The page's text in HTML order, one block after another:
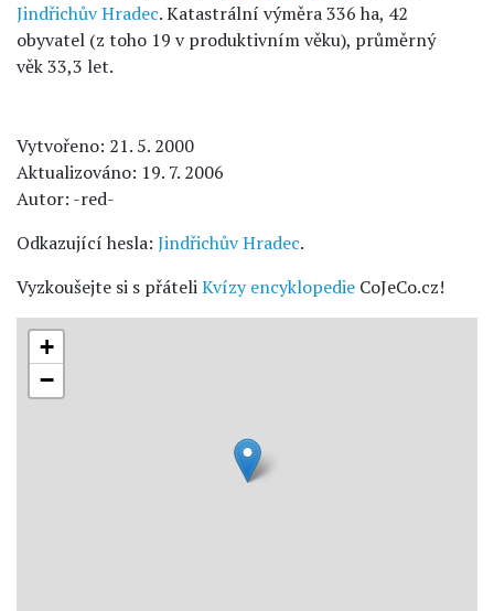
Jindřichův Hradec. Katastrální výměra 336 ha, 42
obyvatel (z toho 19 v produktivním věku), průměrný
věk 33,3 let.
Vytvořeno: 21. 5. 2000
Aktualizováno: 19. 7. 2006
Autor: -red-
Odkazující hesla: Jindřichův Hradec.
Vyzkoušejte si s přáteliKvízy encyklopedie CoJeCo.cz!
+
−